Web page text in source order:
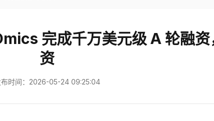
完成千万美元级 A 轮融
资
布时间：2026-05-24 09:25:04